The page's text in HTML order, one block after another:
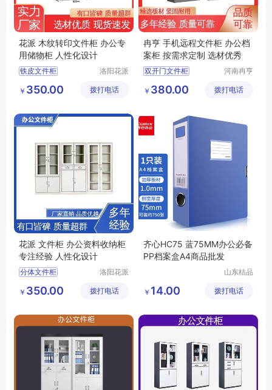
花派 木纹转印文件柜 办公专
用储物柜 人性化设计
铁皮文件柜
木纹转印文件柜
办公资料收纳柜
洛阳花派
有限公司
￥ 350.00 拨打电话
冉亨 手机远程文件柜 办公档
案柜 按需求定制 选材优秀
双开门文件柜
分体文件柜
加厚资料柜
河南冉亨
公司
￥ 380.00 拨打电话
花派 文件柜 办公资料收纳柜
专注经验 人性化设计
分体文件柜
铁皮资料收纳柜
手机远程文件柜
洛阳花派
有限公司
￥ 350.00 拨打电话
齐心HC75 蓝75MM办公必备
PP档案盒A4商品批发
山东桔品
公司
￥ 14.00 拨打电话